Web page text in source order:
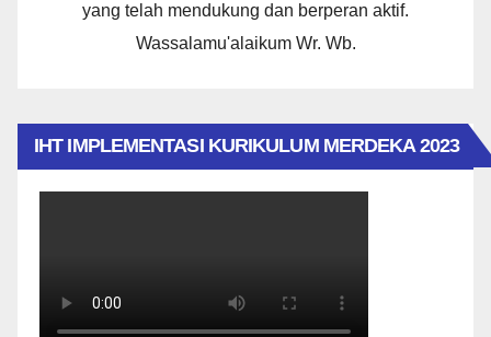
yang telah mendukung dan berperan aktif.
Wassalamu'alaikum Wr. Wb.
IHT IMPLEMENTASI KURIKULUM MERDEKA 2023